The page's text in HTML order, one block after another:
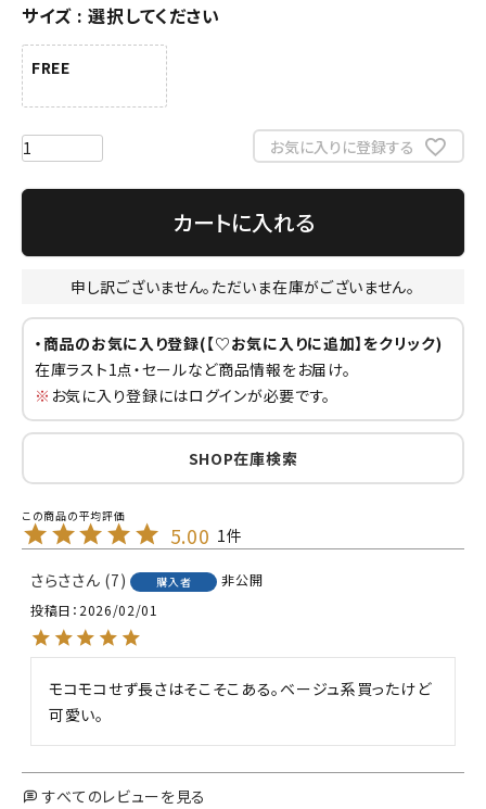
サイズ 選択してください
FREE
お気に入りに登録する
カートに入れる
申し訳ございません。ただいま在庫がございません。
・商品のお気に入り登録(【♡お気に入りに追加】をクリック)
在庫ラスト1点・セールなど商品情報をお届け。
※ お気に入り登録にはログインが必要です。
SHOP在庫検索
5.00 1
さらさ 7 購入者
非公開
投稿日 2026/02/01
モコモコせず長さはそこそこある。ベージュ系買ったけど
可愛い。
すべてのレビューを見る